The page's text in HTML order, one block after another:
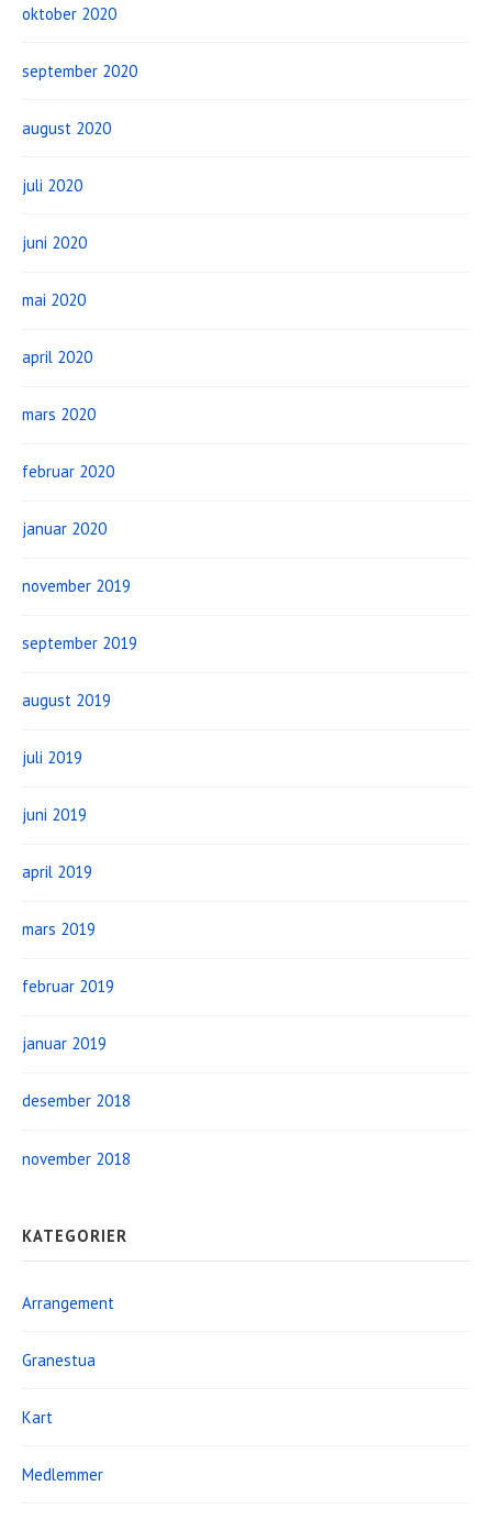
oktober 2020
september 2020
august 2020
juli 2020
juni 2020
mai 2020
april 2020
mars 2020
februar 2020
januar 2020
november 2019
september 2019
august 2019
juli 2019
juni 2019
april 2019
mars 2019
februar 2019
januar 2019
desember 2018
november 2018
KATEGORIER
Arrangement
Granestua
Kart
Medlemmer